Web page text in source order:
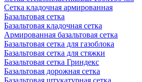
Сетка кладочная армированная
Базальтовая сетка
Базальтовая кладочная сетка
Армированная базальтовая сетка
Базальтовая сетка для газоблока
Базальтовая сетка для стяжки
Базальтовая сетка Гриндекс
Базальтовая дорожная сетка
Базальтовая штукатурная сетка